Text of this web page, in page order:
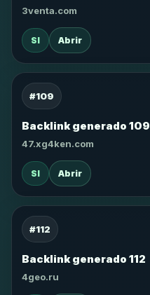
3venta.com
SI Abrir
#109
Backlink generado 109
47.xg4ken.com
SI Abrir
#112
Backlink generado 112
4geo.ru